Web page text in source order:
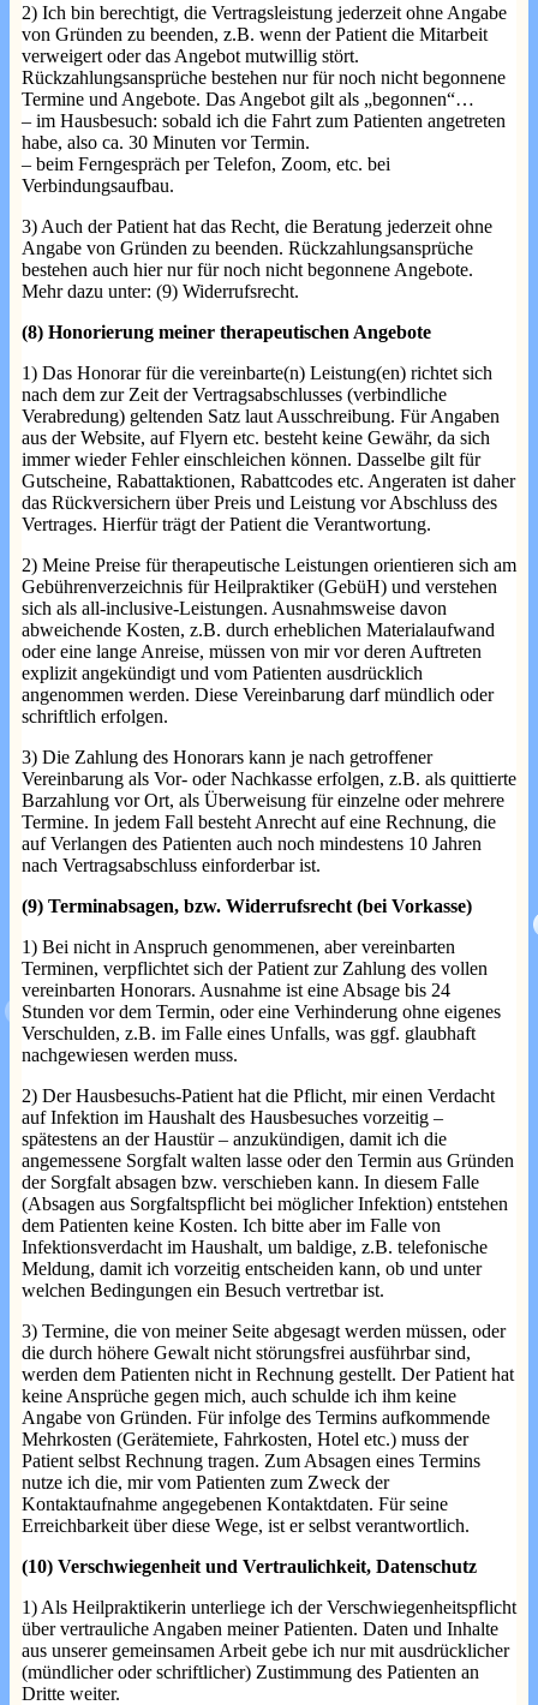
2) Ich bin berechtigt, die Vertragsleistung jederzeit ohne Angabe
von Gründen zu beenden, z.B. wenn der Patient die Mitarbeit
verweigert oder das Angebot mutwillig stört.
Rückzahlungsansprüche bestehen nur für noch nicht begonnene
Termine und Angebote. Das Angebot gilt als „begonnen“…
– im Hausbesuch: sobald ich die Fahrt zum Patienten angetreten
habe, also ca. 30 Minuten vor Termin.
– beim Ferngespräch per Telefon, Zoom, etc. bei
Verbindungsaufbau.
3) Auch der Patient hat das Recht, die Beratung jederzeit ohne
Angabe von Gründen zu beenden. Rückzahlungsansprüche
bestehen auch hier nur für noch nicht begonnene Angebote.
Mehr dazu unter: (9) Widerrufsrecht.
(8) Honorierung meiner therapeutischen Angebote
1) Das Honorar für die vereinbarte(n) Leistung(en) richtet sich
nach dem zur Zeit der Vertragsabschlusses (verbindliche
Verabredung) geltenden Satz laut Ausschreibung. Für Angaben
aus der Website, auf Flyern etc. besteht keine Gewähr, da sich
immer wieder Fehler einschleichen können. Dasselbe gilt für
Gutscheine, Rabattaktionen, Rabattcodes etc. Angeraten ist daher
das Rückversichern über Preis und Leistung vor Abschluss des
Vertrages. Hierfür trägt der Patient die Verantwortung.
2) Meine Preise für therapeutische Leistungen orientieren sich am
Gebührenverzeichnis für Heilpraktiker (GebüH) und verstehen
sich als all-inclusive-Leistungen. Ausnahmsweise davon
abweichende Kosten, z.B. durch erheblichen Materialaufwand
oder eine lange Anreise, müssen von mir vor deren Auftreten
explizit angekündigt und vom Patienten ausdrücklich
angenommen werden. Diese Vereinbarung darf mündlich oder
schriftlich erfolgen.
3) Die Zahlung des Honorars kann je nach getroffener
Vereinbarung als Vor- oder Nachkasse erfolgen, z.B. als quittierte
Barzahlung vor Ort, als Überweisung für einzelne oder mehrere
Termine. In jedem Fall besteht Anrecht auf eine Rechnung, die
auf Verlangen des Patienten auch noch mindestens 10 Jahren
nach Vertragsabschluss einforderbar ist.
(9) Terminabsagen, bzw. Widerrufsrecht (bei Vorkasse)
1) Bei nicht in Anspruch genommenen, aber vereinbarten
Terminen, verpflichtet sich der Patient zur Zahlung des vollen
vereinbarten Honorars. Ausnahme ist eine Absage bis 24
Stunden vor dem Termin, oder eine Verhinderung ohne eigenes
Verschulden, z.B. im Falle eines Unfalls, was ggf. glaubhaft
nachgewiesen werden muss.
2) Der Hausbesuchs-Patient hat die Pflicht, mir einen Verdacht
auf Infektion im Haushalt des Hausbesuches vorzeitig –
spätestens an der Haustür – anzukündigen, damit ich die
angemessene Sorgfalt walten lasse oder den Termin aus Gründen
der Sorgfalt absagen bzw. verschieben kann. In diesem Falle
(Absagen aus Sorgfaltspflicht bei möglicher Infektion) entstehen
dem Patienten keine Kosten. Ich bitte aber im Falle von
Infektionsverdacht im Haushalt, um baldige, z.B. telefonische
Meldung, damit ich vorzeitig entscheiden kann, ob und unter
welchen Bedingungen ein Besuch vertretbar ist.
3) Termine, die von meiner Seite abgesagt werden müssen, oder
die durch höhere Gewalt nicht störungsfrei ausführbar sind,
werden dem Patienten nicht in Rechnung gestellt. Der Patient hat
keine Ansprüche gegen mich, auch schulde ich ihm keine
Angabe von Gründen. Für infolge des Termins aufkommende
Mehrkosten (Gerätemiete, Fahrkosten, Hotel etc.) muss der
Patient selbst Rechnung tragen. Zum Absagen eines Termins
nutze ich die, mir vom Patienten zum Zweck der
Kontaktaufnahme angegebenen Kontaktdaten. Für seine
Erreichbarkeit über diese Wege, ist er selbst verantwortlich.
(10) Verschwiegenheit und Vertraulichkeit, Datenschutz
1) Als Heilpraktikerin unterliege ich der Verschwiegenheitspflicht
über vertrauliche Angaben meiner Patienten. Daten und Inhalte
aus unserer gemeinsamen Arbeit gebe ich nur mit ausdrücklicher
(mündlicher oder schriftlicher) Zustimmung des Patienten an
Dritte weiter.